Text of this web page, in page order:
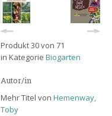
Produkt 30 von 71
in Kategorie Biogarten
Autor/in
Mehr Titel von Hemenway,
Toby